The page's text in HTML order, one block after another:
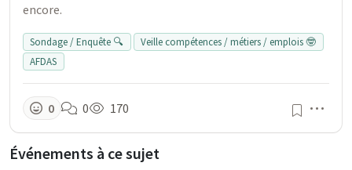
encore.
Sondage / Enquête 🔍
Veille compétences / métiers / emplois 🤓
AFDAS
0 0 170
Événements à ce sujet